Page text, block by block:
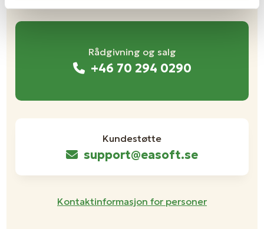
Rådgivning og salg
+46 70 294 0290
Kundestøtte
support@easoft.se
Kontaktinformasjon for personer